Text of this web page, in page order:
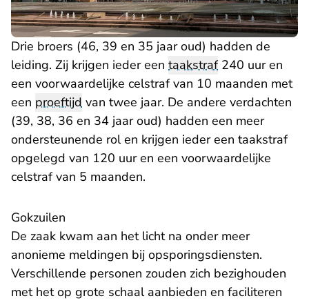
Drie broers (46, 39 en 35 jaar oud) hadden de
leiding. Zij krijgen ieder een taakstraf240 uur en
een voorwaardelijke celstraf van 10 maanden met
een proeftijd van twee jaar. De andere verdachten
(39, 38, 36 en 34 jaar oud) hadden een meer
ondersteunende rol en krijgen ieder een taakstraf
opgelegd van 120 uur en een voorwaardelijke
celstraf van 5 maanden.
Gokzuilen
De zaak kwam aan het licht na onder meer
anonieme meldingen bij opsporingsdiensten.
Verschillende personen zouden zich bezighouden
met het op grote schaal aanbieden en faciliteren